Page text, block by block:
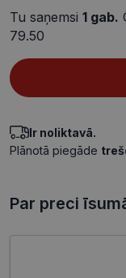
Tu saņemsi 1 gab.
79.50
Ir noliktavā.
Plānotā piegāde
Par preci